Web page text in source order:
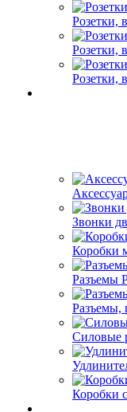
Розетки,
Розетки,
Розетки,
Звонки
Коробки
Разъемы
Разъемы,
Силовые
Коробки